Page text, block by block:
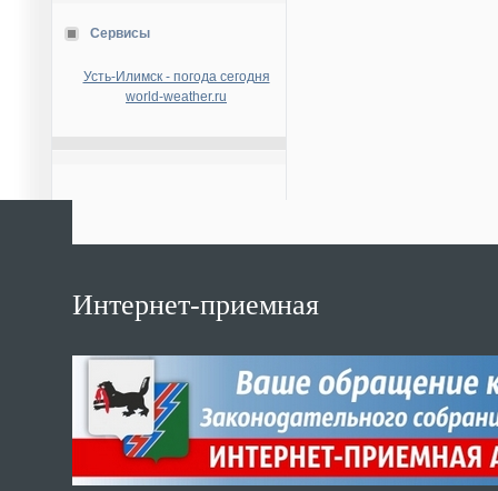
Сервисы
Усть-Илимск - погода сегодня
world-weather.ru
Интернет-приемная